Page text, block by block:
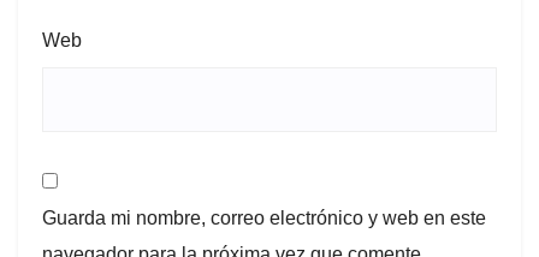
Web
Guarda mi nombre, correo electrónico y web en este